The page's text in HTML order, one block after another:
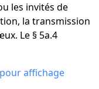
les invités de
la transmission
Le § 5a.4
affichage